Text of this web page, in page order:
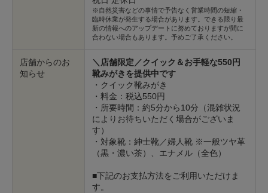
※自然災害などの事情で予告なく営業時間の短縮・
臨時休業が発生する場合があります。できる限り最
新の情報へのアップデートに努めておりますが間に
合わない場合もあります。予めご了承ください。
店舗からのお
知らせ
＼店舗限定／クイック＆お手軽な550円
靴みがきを提供中です
・クイック靴みがき
・料金：税込550円
・所要時間：約5分から10分（混雑状況
によりお待ちいただく場合がございま
す）
・対象靴：紳士靴／婦人靴 ※一般ツヤ革
（黒・濃い茶）、エナメル（全色）
■下記のお支払方法をご利用いただけま
す。